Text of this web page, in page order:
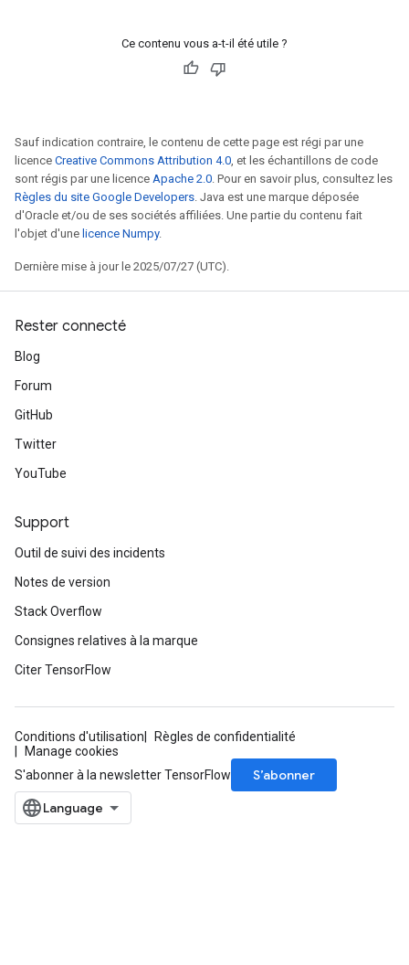
Ce contenu vous a-t-il été utile ?
Sauf indication contraire, le contenu de cette page est régi par une
licence Creative Commons Attribution 4.0, et les échantillons de code
sont régis par une licence Apache 2.0. Pour en savoir plus, consultez les
Règles du site Google Developers. Java est une marque déposée
d'Oracle et/ou de ses sociétés affiliées. Une partie du contenu fait
l'objet d'une licence Numpy.
Dernière mise à jour le 2025/07/27 (UTC).
Rester connecté
Blog
Forum
GitHub
Twitter
YouTube
Support
Outil de suivi des incidents
Notes de version
Stack Overflow
Consignes relatives à la marque
Citer TensorFlow
Conditions d'utilisation
Règles de confidentialité
Manage cookies
S'abonner à la newsletter TensorFlow
S’abonner